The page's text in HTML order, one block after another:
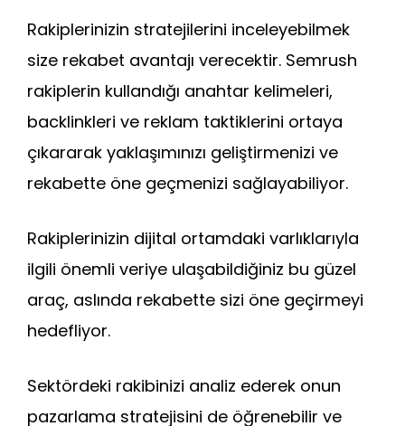
Rakiplerinizin stratejilerini inceleyebilmek
size rekabet avantajı verecektir. Semrush
rakiplerin kullandığı anahtar kelimeleri,
backlinkleri ve reklam taktiklerini ortaya
çıkararak yaklaşımınızı geliştirmenizi ve
rekabette öne geçmenizi sağlayabiliyor.
Rakiplerinizin dijital ortamdaki varlıklarıyla
ilgili önemli veriye ulaşabildiğiniz bu güzel
araç, aslında rekabette sizi öne geçirmeyi
hedefliyor.
Sektördeki rakibinizi analiz ederek onun
pazarlama stratejisini de öğrenebilir ve